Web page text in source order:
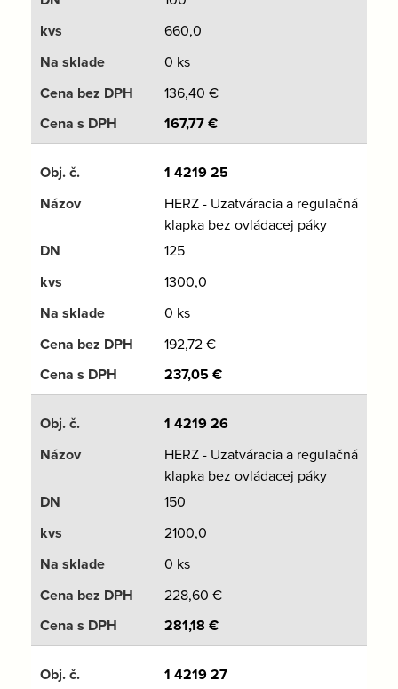
660,0
0 ks
136,40 €
167,77€
1 4219 25
HERZ - Uzatváracia a regulačná
klapka bez ovládacej páky
125
1300,0
0 ks
192,72€
237,05€
1 4219 26
HERZ - Uzatváracia a regulačná
klapka bez ovládacej páky
150
2100,0
0 ks
228,60 €
281,18 €
1 4219 27